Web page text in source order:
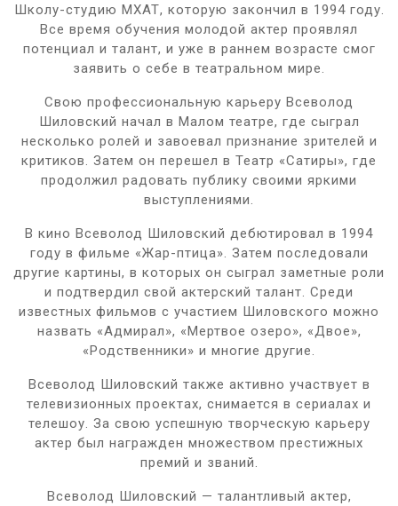
Школу-студию МХАТ, которую закончил в 1994 году.
Все время обучения молодой актер проявлял
потенциал и талант, и уже в раннем возрасте смог
заявить о себе в театральном мире.
Свою профессиональную карьеру Всеволод
Шиловский начал в Малом театре, где сыграл
несколько ролей и завоевал признание зрителей и
критиков. Затем он перешел в Театр «Сатиры», где
продолжил радовать публику своими яркими
выступлениями.
В кино Всеволод Шиловский дебютировал в 1994
году в фильме «Жар-птица». Затем последовали
другие картины, в которых он сыграл заметные роли
и подтвердил свой актерский талант. Среди
известных фильмов с участием Шиловского можно
назвать «Адмирал», «Мертвое озеро», «Двое»,
«Родственники» и многие другие.
Всеволод Шиловский также активно участвует в
телевизионных проектах, снимается в сериалах и
телешоу. За свою успешную творческую карьеру
актер был награжден множеством престижных
премий и званий.
Всеволод Шиловский — талантливый актер,